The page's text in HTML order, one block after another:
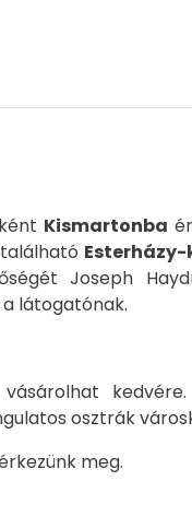
Kismartonba
Joseph
látogatónak.
kedvére.
osztrák
meg.